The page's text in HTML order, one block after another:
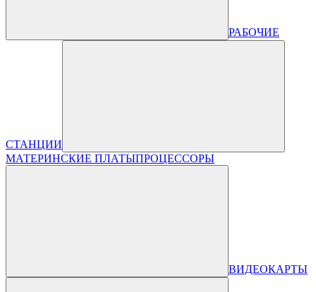
РАБОЧИЕ
СТАНЦИИ
МАТЕРИНСКИЕ ПЛАТЫПРОЦЕССОРЫ
ВИДЕОКАРТЫ